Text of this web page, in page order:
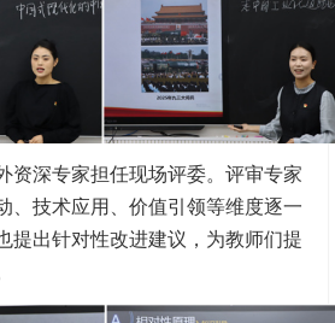
资深专家担任现场评委。评审专家
、技术应用、价值引领等维度逐一
提出针对性改进建议，为教师们提